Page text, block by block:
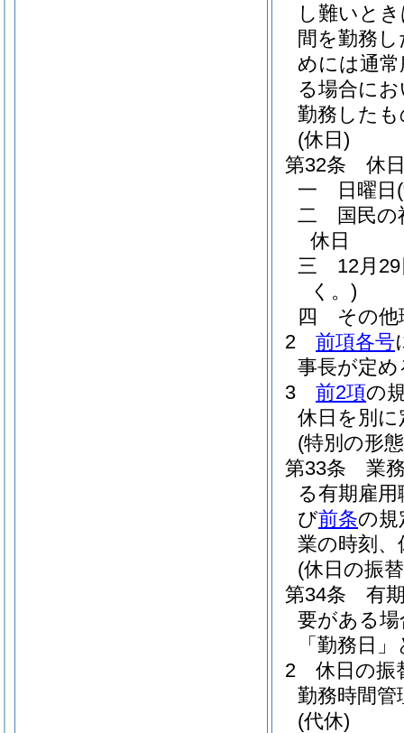
し難いと
間を勤務
めには通
る場合に
勤務した
(休日)
第32条
休
一
日曜日
二
国民
休日
三
12月
く。)
四
その
2
前項各号
事長が定
3
前2項の
休日を別
(特別の形
第33条
業
る有期雇
び前条の規
業の時刻
(休日の振
第34条
有
要がある
「勤務日
2
休日の振
勤務時間
(代休)